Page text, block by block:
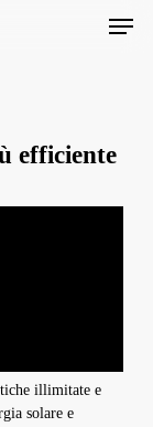
Menu
efficiente
illimitate e
solare e